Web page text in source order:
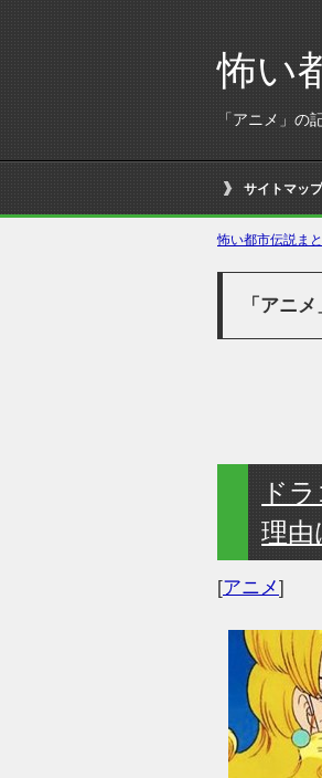
怖い
「アニメ」の
サイトマップ
怖い都市伝説ま
「アニ
ド
理
[アニメ]